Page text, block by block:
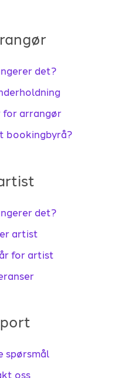
det?
for arrangør
bookingbyrå?
det?
artist
for artist
spørsmål
oss